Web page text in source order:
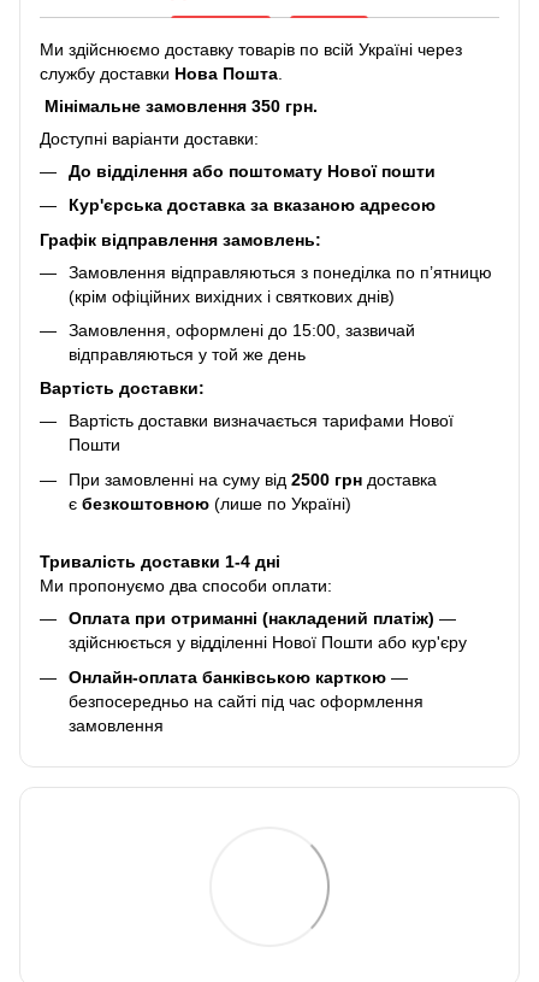
Ми здійснюємо доставку товарів по всій Україні через
службу доставки Нова Пошта
Мінімальне замовлення 350 грн.
Доступні варіанти доставки:
До відділення або поштомату Нової пошти
Кур'єрська доставка за вказаною адресою
Графік відправлення замовлень:
Замовлення відправляються з понеділка по п’ятницю
(крім офіційних вихідних і святкових днів)
Замовлення, оформлені до 15:00, зазвичай
відправляються у той же день
Вартість доставки:
Вартість доставки визначається тарифами Нової
Пошти
При замовленні на суму від 2500 грн доставка
є безкоштовною (лише по Україні)
Тривалість доставки 1-4 дні
Ми пропонуємо два способи оплати:
Оплата при отриманні (накладений платіж) —
здійснюється у відділенні Нової Пошти або кур'єру
Онлайн-оплата банківською карткою —
безпосередньо на сайті під час оформлення
замовлення